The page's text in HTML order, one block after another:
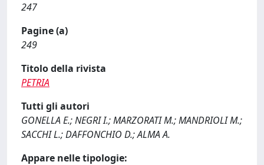
247
Pagine (a)
249
Titolo della rivista
PETRIA
Tutti gli autori
GONELLA E.; NEGRI I.; MARZORATI M.; MANDRIOLI M.;
SACCHI L.; DAFFONCHIO D.; ALMA A.
Appare nelle tipologie: